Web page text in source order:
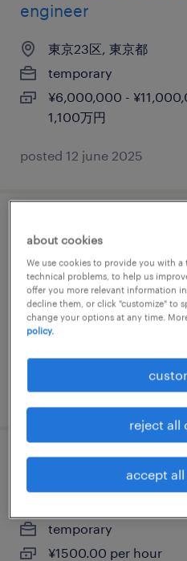
engineer
東京23区, 東京都
temporary
¥6,000,000 -
1,100万円
posted 12 june 2025
it・web系／メーカー
のネットワークエンジ
東京都港区, 東京都
temporary
¥6000.00 per hour
posted 13 june 2025
一般事務・oa事務
temporary
¥1500.00 per hour
about cookies
We use cookies to provide you with
technical problems, to help us
offer you more relevant information
decline them, or click "customize" to
change your options at any time.
policy.
reject all
accept